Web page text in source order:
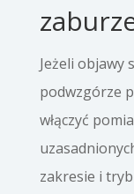
Jeżeli objawy
podwzgórze
włączyć
zakresie i